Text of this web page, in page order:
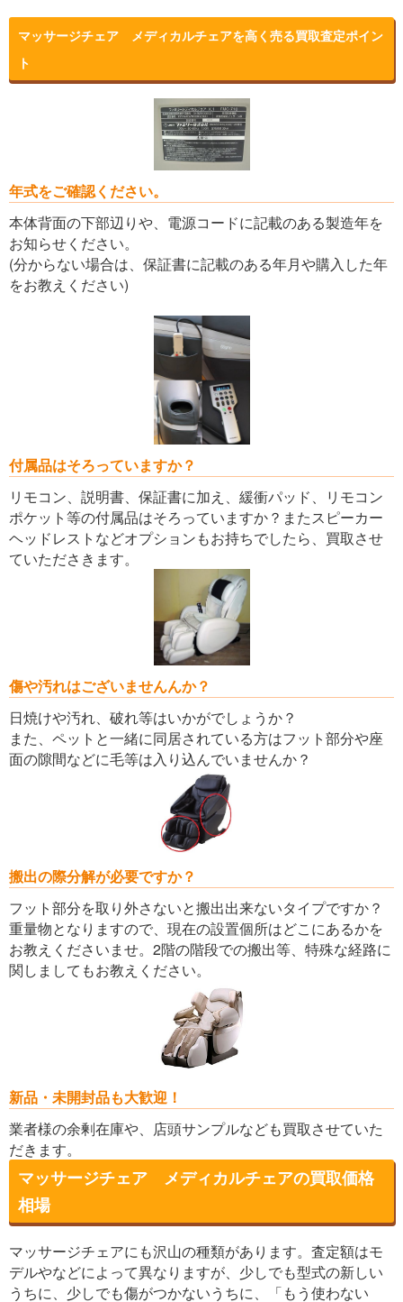
マッサージチェア メディカルチェアを高く売る買取査定ポイン
ト
年式をご確認ください。
本体背面の下部辺りや、電源コードに記載のある製造年を
お知らせください。
(分からない場合は、保証書に記載のある年月や購入した年
をお教えください)
付属品はそろっていますか？
リモコン、説明書、保証書に加え、緩衝パッド、リモコン
ポケット等の付属品はそろっていますか？またスピーカー
ヘッドレストなどオプションもお持ちでしたら、買取させ
ていたださきます。
傷や汚れはございませんんか？
日焼けや汚れ、破れ等はいかがでしょうか？
また、ペットと一緒に同居されている方はフット部分や座
面の隙間などに毛等は入り込んでいませんか？
搬出の際分解が必要ですか？
フット部分を取り外さないと搬出出来ないタイプですか？
重量物となりますので、現在の設置個所はどこにあるかを
お教えくださいませ。2階の階段での搬出等、特殊な経路に
関しましてもお教えください。
新品・未開封品も大歓迎！
業者様の余剰在庫や、店頭サンプルなども買取させていた
だきます。
マッサージチェア メディカルチェアの買取価格
相場
マッサージチェアにも沢山の種類があります。査定額はモ
デルやなどによって異なりますが、少しでも型式の新しい
うちに、少しでも傷がつかないうちに、「もう使わない